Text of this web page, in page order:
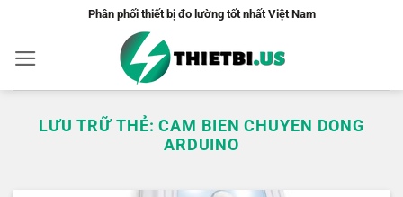
nội
dung
Phân phối thiết bị đo lường tốt nhất Việt Nam
LƯU TRỮ THẺ:CAM BIEN CHUYEN DONG
ARDUINO